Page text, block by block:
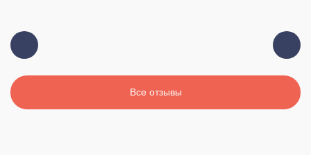
Все отзывы